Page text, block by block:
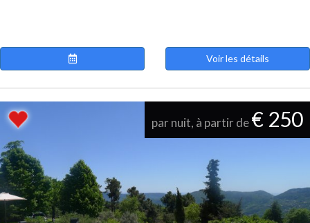
Voir les détails
par nuit, à partir de€ 250